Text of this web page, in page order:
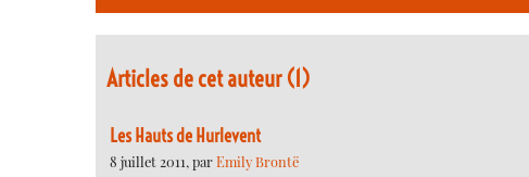
Articles de cet auteur (1)
Les Hauts de Hurlevent
8 juillet 2011, parEmily Brontë